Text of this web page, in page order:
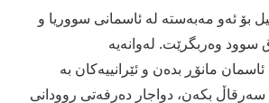
بۆ ئەو مەبەستە لە ئاسمانی سووریا و
سوود وەربگرێت. لەوانەیە
مانۆڕ بدەن و ئێرانییەكان بە
بكەن، دواجار دەرفەتی روودانی